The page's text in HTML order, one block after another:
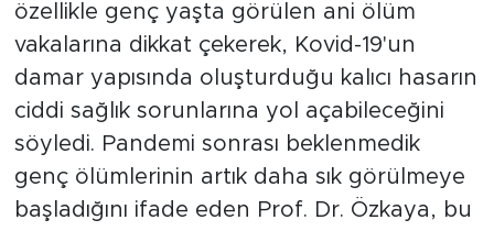
özellikle genç yaşta görülen ani ölüm
vakalarına dikkat çekerek, Kovid-19'un
damar yapısında oluşturduğu kalıcı hasarın
ciddi sağlık sorunlarına yol açabileceğini
söyledi. Pandemi sonrası beklenmedik
genç ölümlerinin artık daha sık görülmeye
başladığını ifade eden Prof. Dr. Özkaya, bu